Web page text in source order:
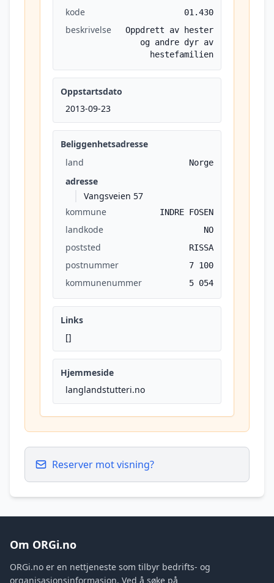
kode
01.430
beskrivelse
Oppdrett av hester
og andre dyr av
hestefamilien
Oppstartsdato
2013-09-23
Beliggenhetsadresse
land
Norge
adresse
Vangsveien 57
kommune
INDRE FOSEN
landkode NO
poststed RISSA
postnummer 7 100
kommunenummer 5 054
Links
[]
Hjemmeside
langlandstutteri.no
Reserver mot visning?
Om ORGi.no
ORGi.no er en nettjeneste som tilbyr bedrifts- og
organisasjonsinformasjon. Ved å søke på